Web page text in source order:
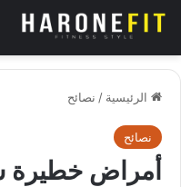
الرئيسية / نصائح
نصائح
أمراض خطيرة